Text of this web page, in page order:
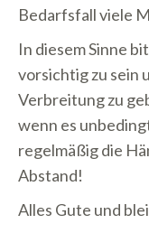
Bedarfsfall viele
In diesem Sinne
vorsichtig zu sein
Verbreitung zu
wenn es
regelmäßig die
Abstand!
Alles Gute und